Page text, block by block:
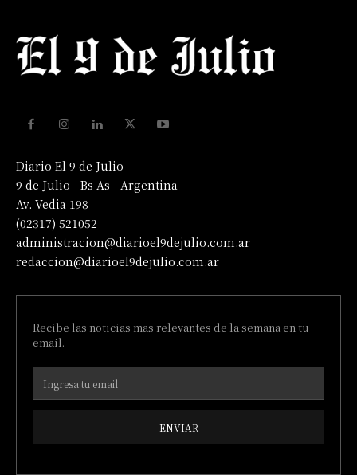
Diario El 9 de Julio
9 de Julio - Bs As - Argentina
Av. Vedia 198
(02317) 521052
administracion@diarioel9dejulio.com.ar
redaccion@diarioel9dejulio.com.ar
Recibe las noticias mas relevantes de la semana en tu
email.
ENVIAR